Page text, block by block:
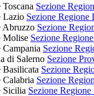
Sezione
Lazio Sezione Regione
Abruzzo Sezione
Molise Sezione
Campania Sezione
di Salerno Sezione
Basilicata Sezione
Calabria Sezione
Sicilia Sezione Regione